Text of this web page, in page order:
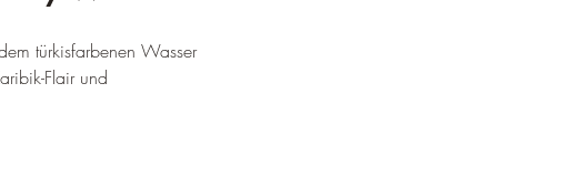
türkisfarbenen Wasser
Flair und